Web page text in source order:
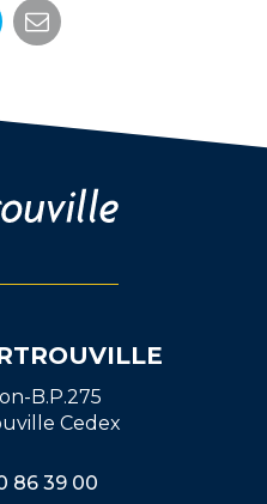
Partager
B.P.275
Cedex
86 39 00